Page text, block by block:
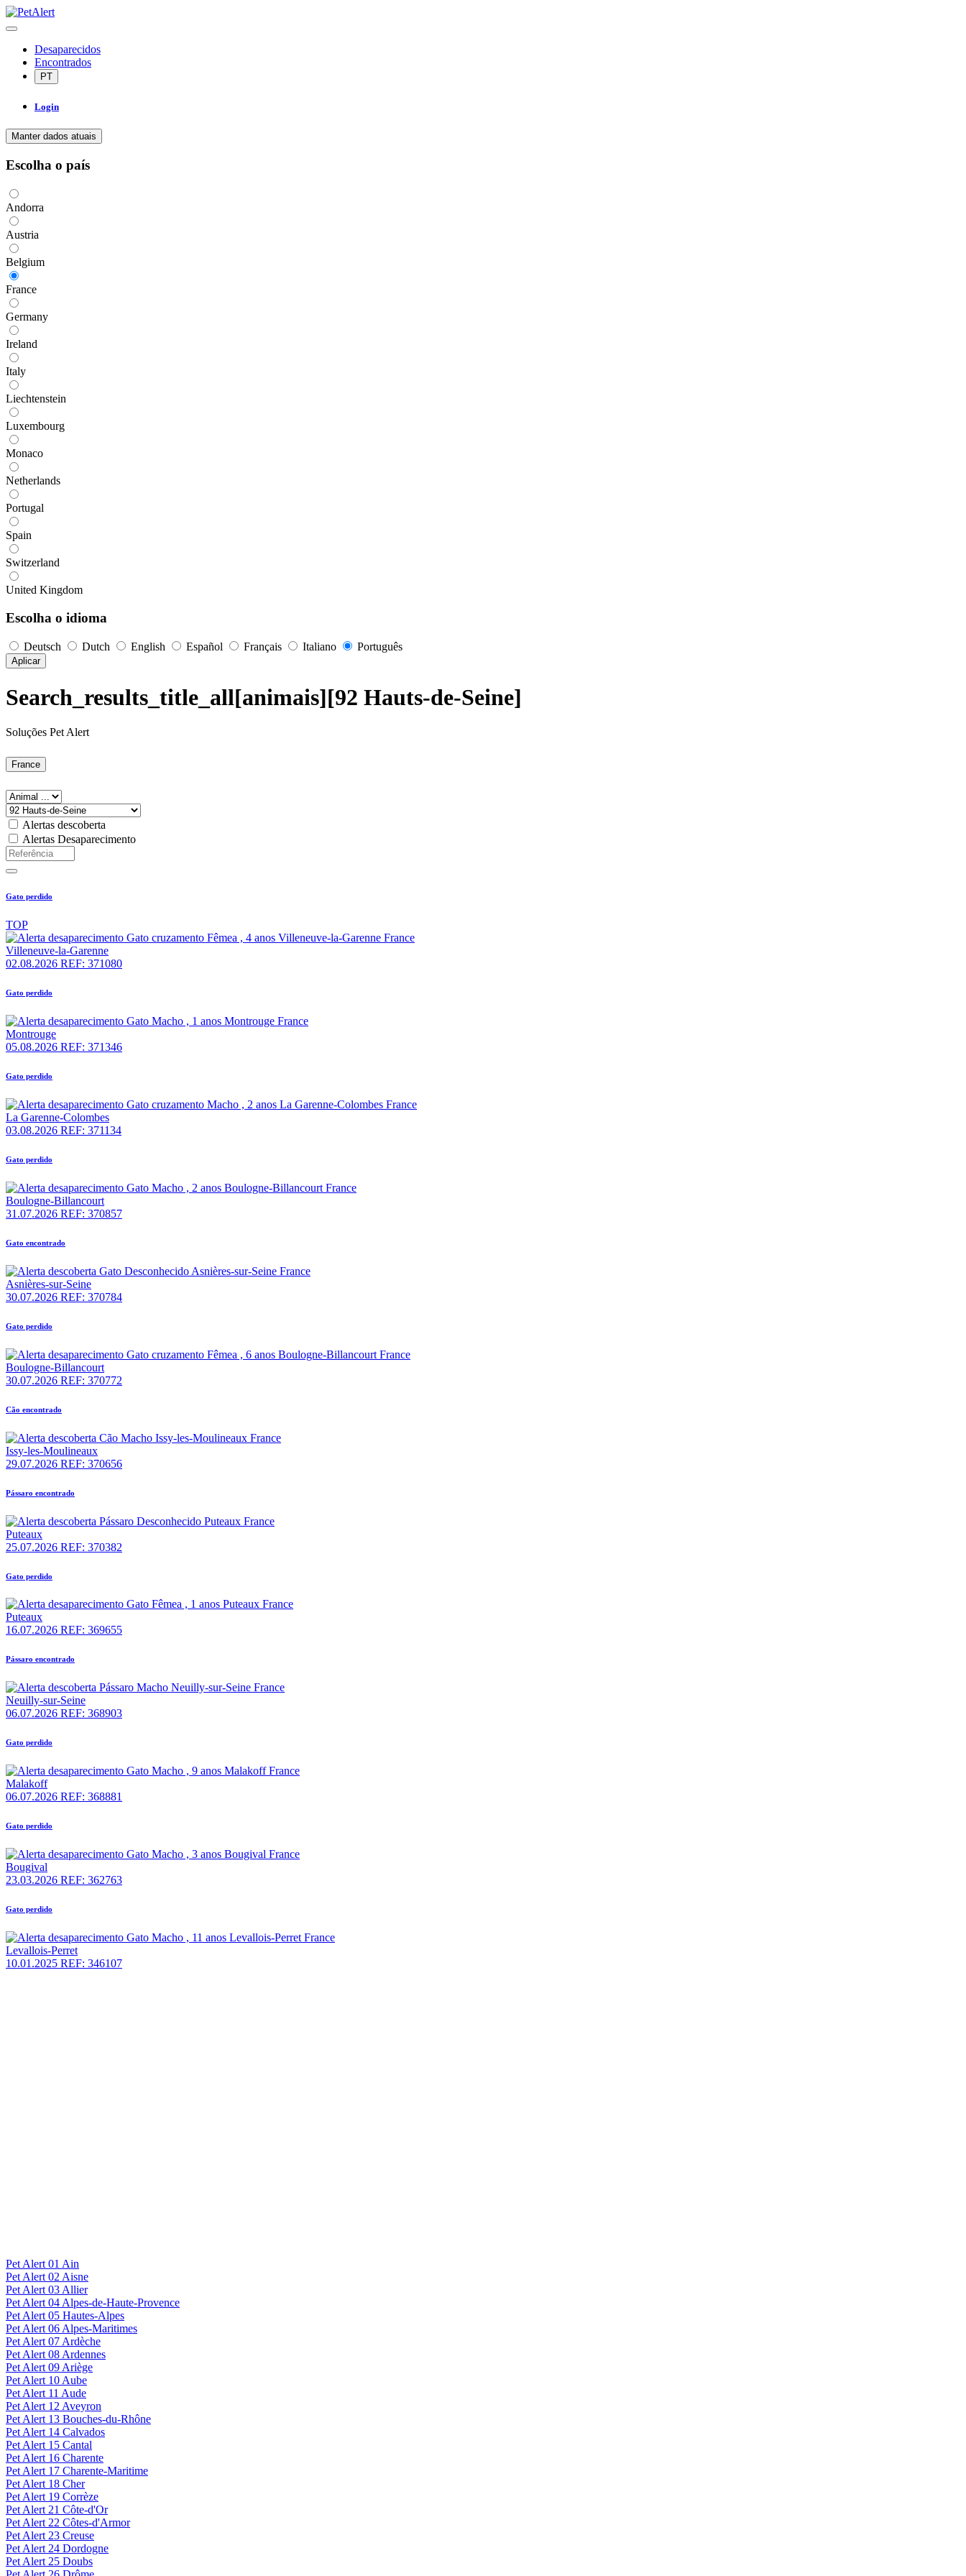
Desaparecidos
Encontrados
PT
Login
Manter dados atuais
Escolha o país
Andorra
Austria
Belgium
France
Germany
Ireland
Italy
Liechtenstein
Luxembourg
Monaco
Netherlands
Portugal
Spain
Switzerland
United Kingdom
Escolha o idioma
Deutsch Dutch English Español Français Italiano Português
Aplicar
Search_results_title_all[animais][92 Hauts-de-Seine]
Soluções Pet Alert
France
Alertas descoberta
Alertas Desaparecimento
Gato perdido
TOP
Villeneuve-la-Garenne
02.08.2026 REF: 371080
Gato perdido
Montrouge
05.08.2026 REF: 371346
Gato perdido
La Garenne-Colombes
03.08.2026 REF: 371134
Gato perdido
Boulogne-Billancourt
31.07.2026 REF: 370857
Gato encontrado
Asnières-sur-Seine
30.07.2026 REF: 370784
Gato perdido
Boulogne-Billancourt
30.07.2026 REF: 370772
Cão encontrado
Issy-les-Moulineaux
29.07.2026 REF: 370656
Pássaro encontrado
Puteaux
25.07.2026 REF: 370382
Gato perdido
Puteaux
16.07.2026 REF: 369655
Pássaro encontrado
Neuilly-sur-Seine
06.07.2026 REF: 368903
Gato perdido
Malakoff
06.07.2026 REF: 368881
Gato perdido
Bougival
23.03.2026 REF: 362763
Gato perdido
Levallois-Perret
10.01.2025 REF: 346107
Pet Alert 01 Ain
Pet Alert 02 Aisne
Pet Alert 03 Allier
Pet Alert 04 Alpes-de-Haute-Provence
Pet Alert 05 Hautes-Alpes
Pet Alert 06 Alpes-Maritimes
Pet Alert 07 Ardèche
Pet Alert 08 Ardennes
Pet Alert 09 Ariège
Pet Alert 10 Aube
Pet Alert 11 Aude
Pet Alert 12 Aveyron
Pet Alert 13 Bouches-du-Rhône
Pet Alert 14 Calvados
Pet Alert 15 Cantal
Pet Alert 16 Charente
Pet Alert 17 Charente-Maritime
Pet Alert 18 Cher
Pet Alert 19 Corrèze
Pet Alert 21 Côte-d'Or
Pet Alert 22 Côtes-d'Armor
Pet Alert 23 Creuse
Pet Alert 24 Dordogne
Pet Alert 25 Doubs